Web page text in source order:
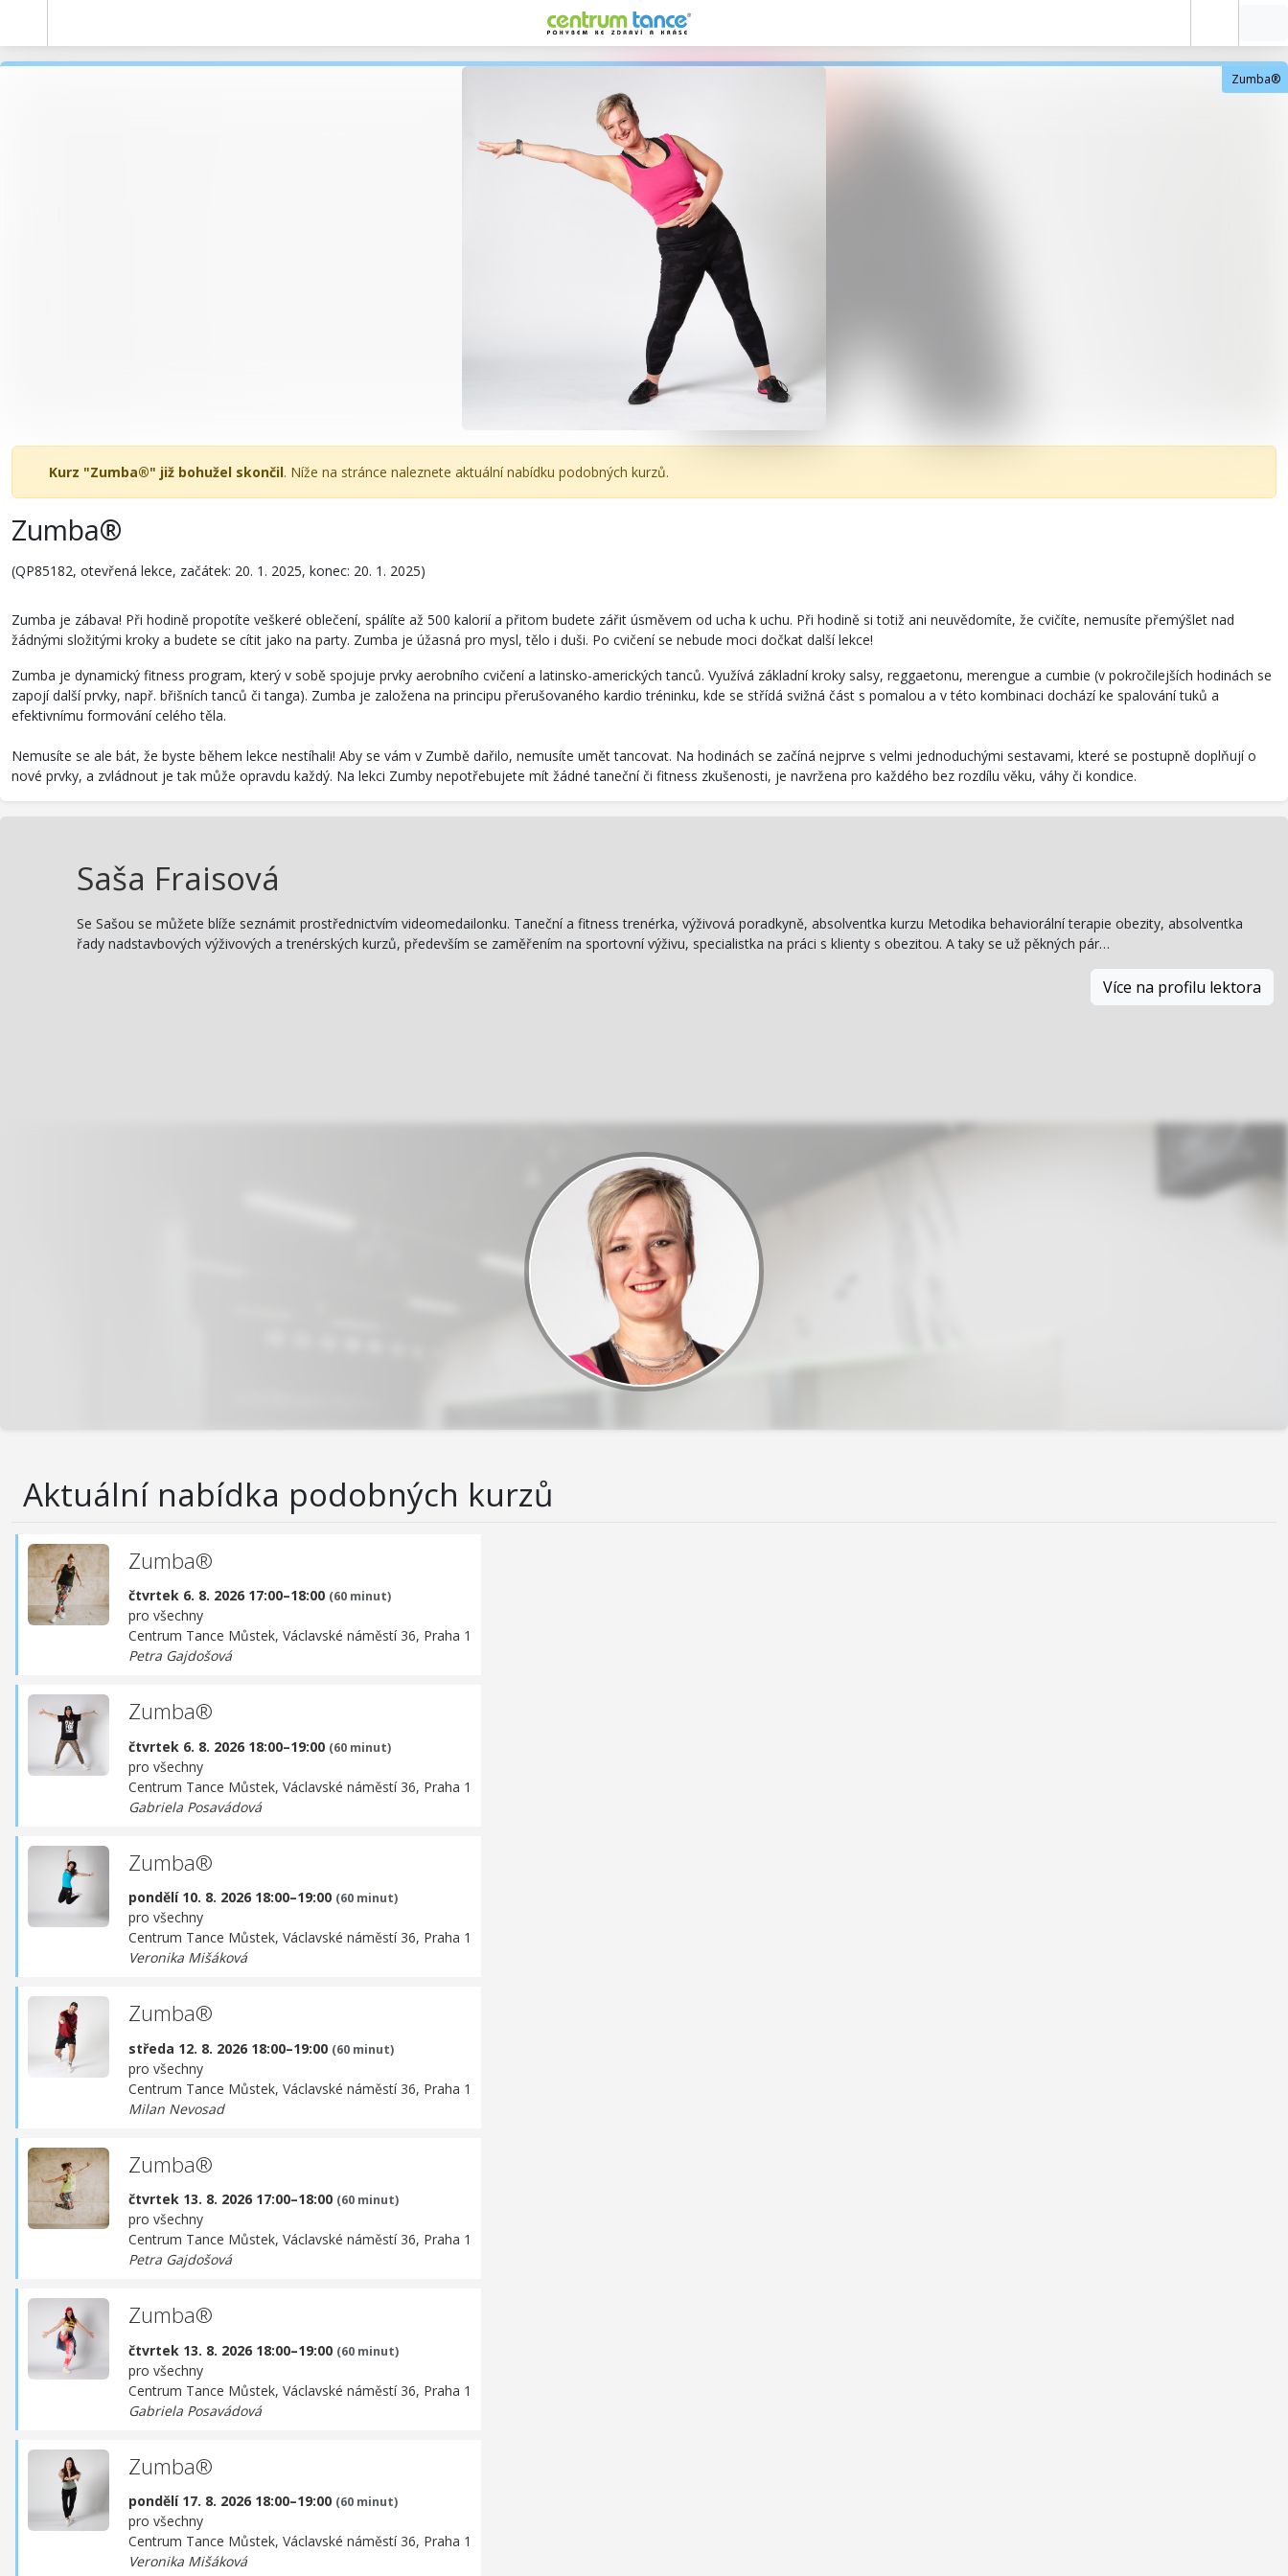
Zumba®
Kurz "Zumba®" již bohužel skončil. Níže na stránce naleznete aktuální nabídku podobných kurzů.
Zumba®
(QP85182, otevřená lekce, začátek: 20. 1. 2025, konec: 20. 1. 2025)
Zumba je zábava! Při hodině propotíte veškeré oblečení, spálíte až 500 kalorií a přitom budete zářit úsměvem od ucha k uchu. Při hodině si totiž ani neuvědomíte, že cvičíte, nemusíte přemýšlet nad
žádnými složitými kroky a budete se cítit jako na party. Zumba je úžasná pro mysl, tělo i duši. Po cvičení se nebude moci dočkat další lekce!
Zumba je dynamický fitness program, který v sobě spojuje prvky aerobního cvičení a latinsko-amerických tanců. Využívá základní kroky salsy, reggaetonu, merengue a cumbie (v pokročilejších hodinách se
zapojí další prvky, např. břišních tanců či tanga). Zumba je založena na principu přerušovaného kardio tréninku, kde se střídá svižná část s pomalou a v této kombinaci dochází ke spalování tuků a
efektivnímu formování celého těla.
Nemusíte se ale bát, že byste během lekce nestíhali! Aby se vám v Zumbě dařilo, nemusíte umět tancovat. Na hodinách se začíná nejprve s velmi jednoduchými sestavami, které se postupně doplňují o
nové prvky, a zvládnout je tak může opravdu každý. Na lekci Zumby nepotřebujete mít žádné taneční či fitness zkušenosti, je navržena pro každého bez rozdílu věku, váhy či kondice.
Saša Fraisová
Se Sašou se můžete blíže seznámit prostřednictvím videomedailonku. Taneční a fitness trenérka, výživová poradkyně, absolventka kurzu Metodika behaviorální terapie obezity, absolventka
řady nadstavbových výživových a trenérských kurzů, především se zaměřením na sportovní výživu, specialistka na práci s klienty s obezitou. A taky se už pěkných pár…
Více na profilu lektora
Aktuální nabídka podobných kurzů
Zumba®
čtvrtek 6. 8. 2026 17:00–18:00 (60 minut)
pro všechny
Centrum Tance Můstek, Václavské náměstí 36, Praha 1
Petra Gajdošová
Zumba®
čtvrtek 6. 8. 2026 18:00–19:00 (60 minut)
pro všechny
Centrum Tance Můstek, Václavské náměstí 36, Praha 1
Gabriela Posavádová
Zumba®
pondělí 10. 8. 2026 18:00–19:00 (60 minut)
pro všechny
Centrum Tance Můstek, Václavské náměstí 36, Praha 1
Veronika Mišáková
Zumba®
středa 12. 8. 2026 18:00–19:00 (60 minut)
pro všechny
Centrum Tance Můstek, Václavské náměstí 36, Praha 1
Milan Nevosad
Zumba®
čtvrtek 13. 8. 2026 17:00–18:00 (60 minut)
pro všechny
Centrum Tance Můstek, Václavské náměstí 36, Praha 1
Petra Gajdošová
Zumba®
čtvrtek 13. 8. 2026 18:00–19:00 (60 minut)
pro všechny
Centrum Tance Můstek, Václavské náměstí 36, Praha 1
Gabriela Posavádová
Zumba®
pondělí 17. 8. 2026 18:00–19:00 (60 minut)
pro všechny
Centrum Tance Můstek, Václavské náměstí 36, Praha 1
Veronika Mišáková